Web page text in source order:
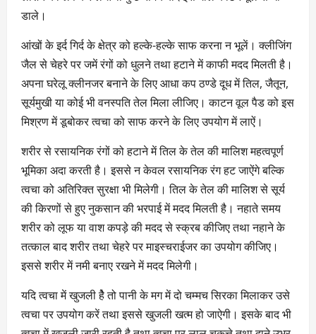
डाले।
आंखों के इर्द गिर्द के क्षेत्र को हल्के-हल्के साफ करना न भूलें। क्लीजिंग
जैल से चेहरे पर जमें रंगों को धुलने तथा हटाने में काफी मदद मिलती है।
अपना घरेलू क्लीनजर बनाने के लिए आधा कप ठण्डे दूध में तिल, जैतून,
सूर्यमुखी या कोई भी वनस्पति तेल मिला लीजिए। काटन वूल पैड को इस
मिश्रण में डूबोकर त्वचा को साफ करने के लिए उपयोग में लाऐं।
शरीर से रसायनिक रंगों को हटाने में तिल के तेल की मालिश महत्वपूर्ण
भूमिका अदा करती है। इससे न केवल रसायनिक रंग हट जाऐंगे बल्कि
त्वचा को अतिरिक्त सुरक्षा भी मिलेगी। तिल के तेल की मालिश से सूर्य
की किरणों से हुए नुकसान की भरपाई में मदद मिलती है। नहाते समय
शरीर को लूफ या वाश कपड़े की मदद से स्क्रब कीजिए तथा नहाने के
तत्काल बाद शरीर तथा चेहरे पर माइस्चराईजर का उपयोग कीजिए।
इससे शरीर में नमी बनाए रखने में मदद मिलेगी।
यदि त्वचा में खुजली हेै तो पानी के मग में दो चम्मच सिरका मिलाकर उसे
त्वचा पर उपयोग करें तथा इससे खुजली खत्म हो जाऐगी। इसके बाद भी